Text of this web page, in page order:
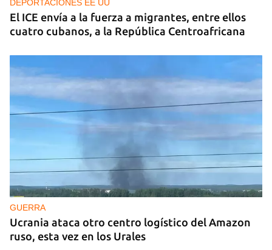
DEPORTACIONES EE UU
El ICE envía a la fuerza a migrantes, entre ellos
cuatro cubanos, a la República Centroafricana
GUERRA
Ucrania ataca otro centro logístico del Amazon
ruso, esta vez en los Urales